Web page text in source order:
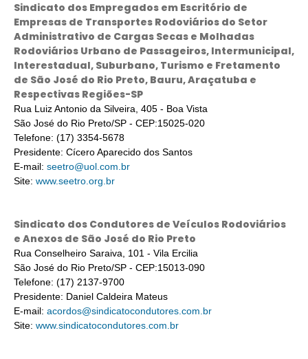
Sindicato dos Empregados em Escritório de
Empresas de Transportes Rodoviários do Setor
Administrativo de Cargas Secas e Molhadas
Rodoviários Urbano de Passageiros, Intermunicipal,
Interestadual, Suburbano, Turismo e Fretamento
de São José do Rio Preto, Bauru, Araçatuba e
Respectivas Regiões-SP
Rua Luiz Antonio da Silveira, 405 - Boa Vista
São José do Rio Preto/SP - CEP:15025-020
Telefone: (17) 3354-5678
Presidente: Cícero Aparecido dos Santos
E-mail: seetro@uol.com.br
Site: www.seetro.org.br
Sindicato dos Condutores de Veículos Rodoviários
e Anexos de São José do Rio Preto
Rua Conselheiro Saraiva, 101 - Vila Ercilia
São José do Rio Preto/SP - CEP:15013-090
Telefone: (17) 2137-9700
Presidente: Daniel Caldeira Mateus
E-mail: acordos@sindicatocondutores.com.br
Site: www.sindicatocondutores.com.br